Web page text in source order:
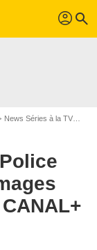
profil search
News Séries à la TV